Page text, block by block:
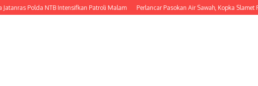
Polda NTB Intensifkan Patroli Malam Perlancar Pasokan Air Sawah, Kopka Slamet